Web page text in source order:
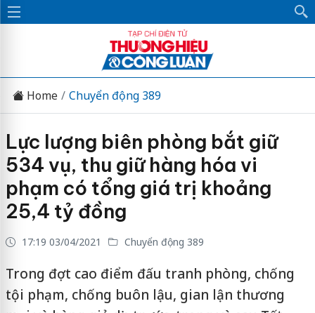
Home Chuyển động 389
Lực lượng biên phòng bắt giữ
534 vụ, thu giữ hàng hóa vi
phạm có tổng giá trị khoảng
25,4 tỷ đồng
17:19 03/04/2021 Chuyển động 389
Trong đợt cao điểm đấu tranh phòng, chống
tội phạm, chống buôn lậu, gian lận thương